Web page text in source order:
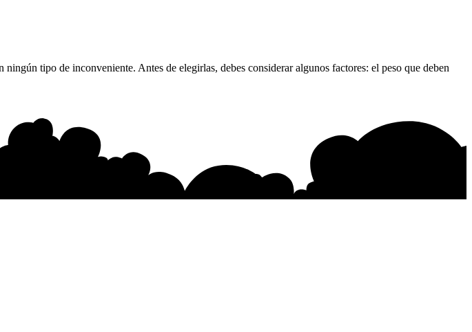
tipo de inconveniente. Antes de elegirlas, debes considerar algunos factores: el peso que deben